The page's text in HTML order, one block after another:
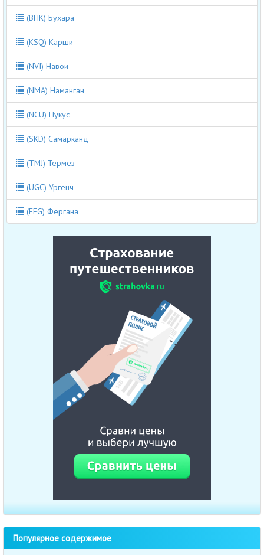
(BHK) Бухара
(KSQ) Карши
(NVI) Навои
(NMA) Наманган
(NCU) Нукус
(SKD) Самарканд
(TMJ) Термез
(UGC) Ургенч
(FEG) Фергана
Популярное содержимое